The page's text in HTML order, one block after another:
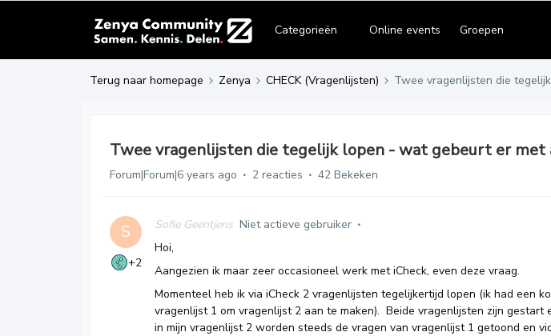
Categorieën Online events Groepen
Terug naar homepage Zenya CHECK (Vragenlijsten) Twee vragenlijsten die
Twee vragenlijsten die tegelijk lopen - wat gebeurt er met
Forum|Forum|6 years ago 2 reacties 42 Bekeken
S
+2
Sofie Geentjens Niet actieve gebruiker
Hoi,
Aangezien ik maar zeer occasioneel werk met iCheck, even deze vraag.
Momenteel heb ik via iCheck 2 vragenlijsten tegelijkertijd lopen (ik had een
vragenlijst 1 om vragenlijst 2 aan te maken). Beide vragenlijsten zijn gestart
in mijn vragenlijst 2 worden steeds de vragen van vragenlijst 1 getoond en